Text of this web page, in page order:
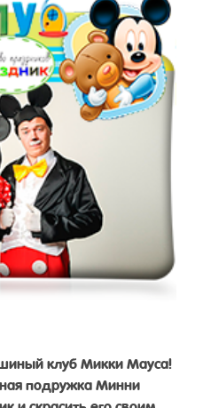
клуб Микки Мауса!
подружка Минни